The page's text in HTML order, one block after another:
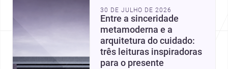
30 DE JULHO DE 2026
Entre a sinceridade
metamoderna e a
arquitetura do cuidado:
três leituras inspiradoras
para o presente